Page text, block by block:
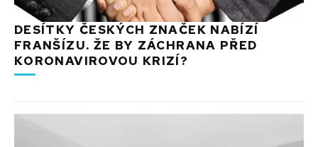
DESÍTKY ČESKÝCH ZNAČEK NABÍZÍ
FRANŠÍZU. ŽE BY ZÁCHRANA PŘED
KORONAVIROVOU KRIZÍ?